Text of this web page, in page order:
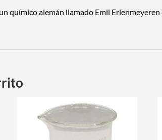
químico alemán llamado Emil